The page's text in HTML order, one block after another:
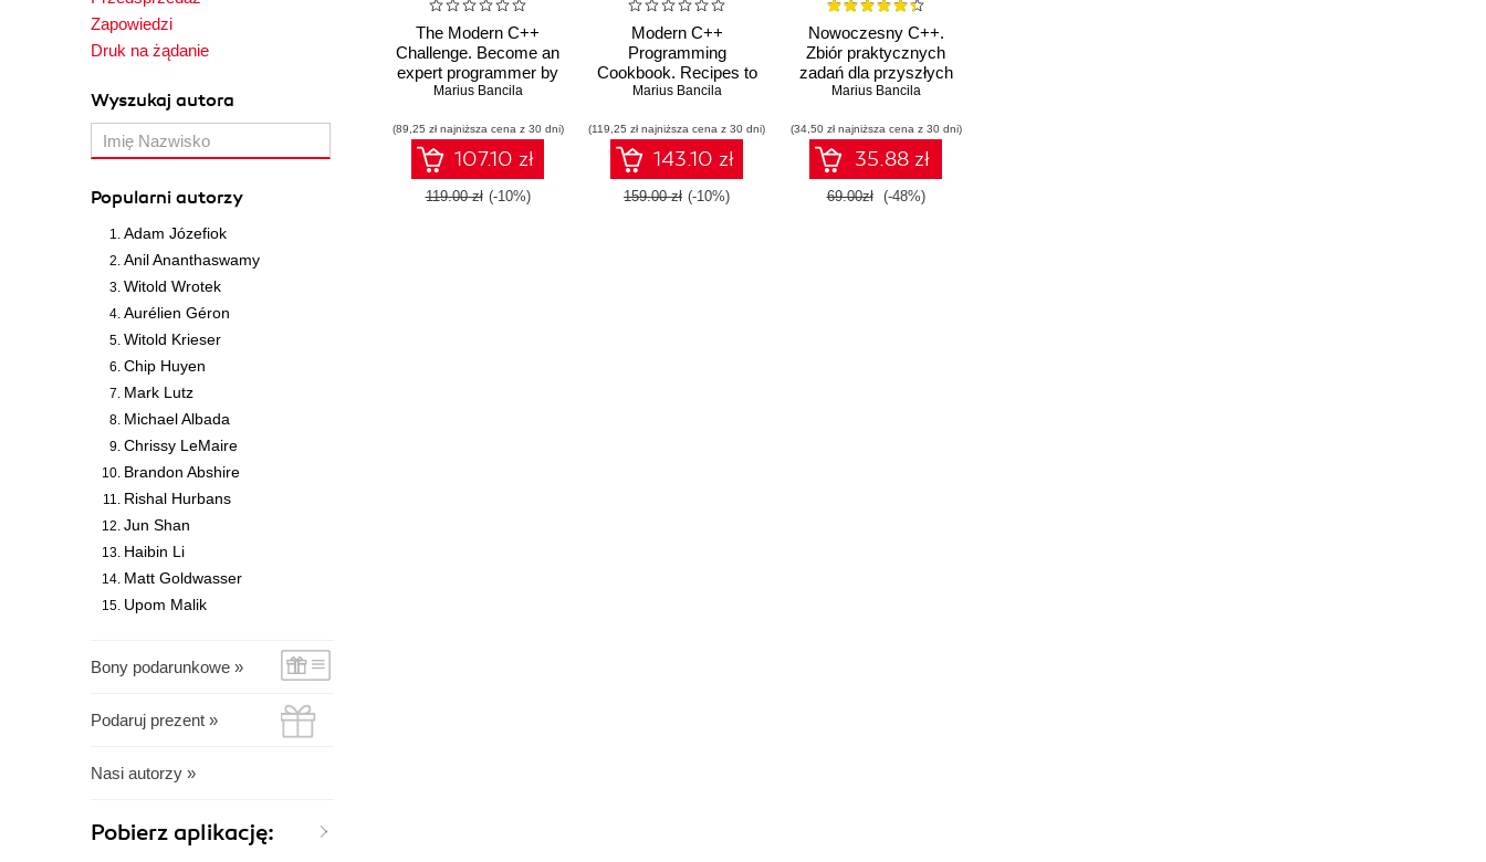
Zapowiedzi
Druk na żądanie
Wyszukaj autora
Popularni autorzy
Adam Józefiok
Anil Ananthaswamy
Witold Wrotek
Aurélien Géron
Witold Krieser
Chip Huyen
Mark Lutz
Michael Albada
Chrissy LeMaire
Brandon Abshire
Rishal Hurbans
Jun Shan
Haibin Li
Matt Goldwasser
Upom Malik
Bony podarunkowe »
Podaruj prezent »
Nasi autorzy »
Pobierz aplikację:
The Modern C++
Challenge. Become an
expert programmer by
solving real-world
Marius Bancila
(89,25 zł najniższa cena z 30 dni)
107.10 zł
119.00 zł (-10%)
Modern C++
Programming
Cookbook. Recipes to
explore data structure,
networking in C++17
Marius Bancila
(119,25 zł najniższa cena z 30 dni)
143.10 zł
159.00 zł (-10%)
Nowoczesny C++.
Zbiór praktycznych
zadań dla przyszłych
ekspertów
Marius Bancila
(34,50 zł najniższa cena z 30 dni)
35.88 zł
69.00zł (-48%)